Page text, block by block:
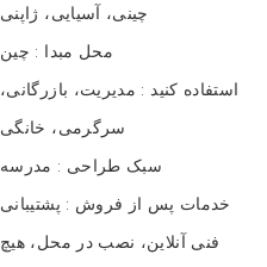
چینی، آسیایی، ژاپنی
محل مبدا : چین
استفاده کنید : مدیریت، بازرگانی،
سرگرمی، خانگی
سبک طراحی : مدرسه
خدمات پس از فروش : پشتیبانی
فنی آنلاین، نصب در محل، هیچ